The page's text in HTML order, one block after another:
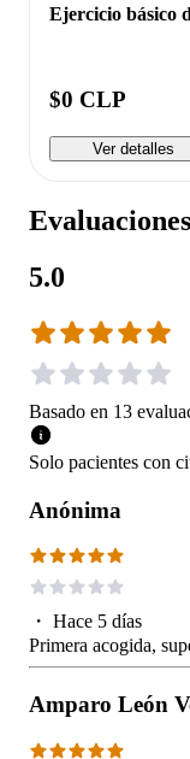
Ejercicio básico
$0 CLP
Ver detalles
Evaluaciones
5.0
Basado en 13
Solo pacientes con
Anónima
・ Hace 5 días
Primera acogida,
Amparo León